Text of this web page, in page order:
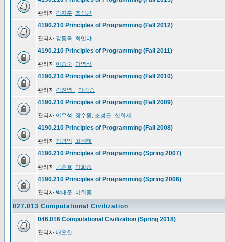
관리자 강지훈 조성근
4190.210 Principles of Programming (Fall 2012)
관리자 강동옥 최민아
4190.210 Principles of Programming (Fall 2011)
관리자 이승중 이영석
4190.210 Principles of Programming (Fall 2010)
관리자 김진영_ 이승중
4190.210 Principles of Programming (Fall 2009)
관리자 이우석 장수원 조성근 신희제
4190.210 Principles of Programming (Fall 2008)
관리자 정영범 최원태
4190.210 Principles of Programming (Spring 2007)
관리자 공순호 이희종
4190.210 Principles of Programming (Spring 2006)
관리자 박대준 이희종
027.013 Computational Civilization
046.016 Computational Civilization (Spring 2018)
관리자 배요한